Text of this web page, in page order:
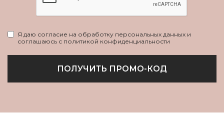
Я даю согласие на обработку персональных данных и
соглашаюсь с политикой конфиденциальности
ПОЛУЧИТЬ ПРОМО-КОД